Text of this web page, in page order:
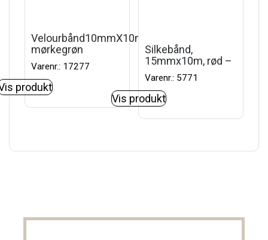
Velourbånd10mmX10m
mørkegrøn
Varenr.: 17277
produkt
Silkebånd,
15mmx10m, rød –
Varenr.: 5771
Vis produkt